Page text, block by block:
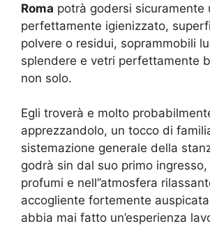
Roma potrà godersi sicuramente
perfettamente igienizzato,
polvere o residui, soprammobili
splendere e vetri perfettamente
non solo.
Egli troverà e molto
apprezzandolo, un tocco di
sistemazione generale della
godrà sin dal suo primo ingresso,
profumi e nell’’atmosfera
accogliente fortemente
abbia mai fatto un’esperienza